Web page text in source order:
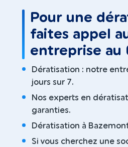
Pour une
faites appel
entreprise au
Dératisation : notre
jours sur 7.
Nos experts en
garanties.
Dératisation à
Si vous cherchez une